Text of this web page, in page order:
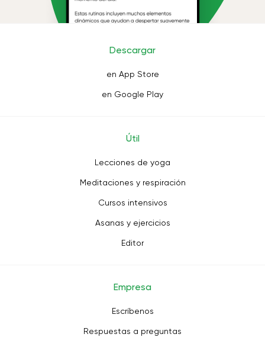
Descargar
en App Store
en Google Play
Útil
Lecciones de yoga
Meditaciones y respiración
Cursos intensivos
Asanas y ejercicios
Editor
Empresa
Escríbenos
Respuestas a preguntas